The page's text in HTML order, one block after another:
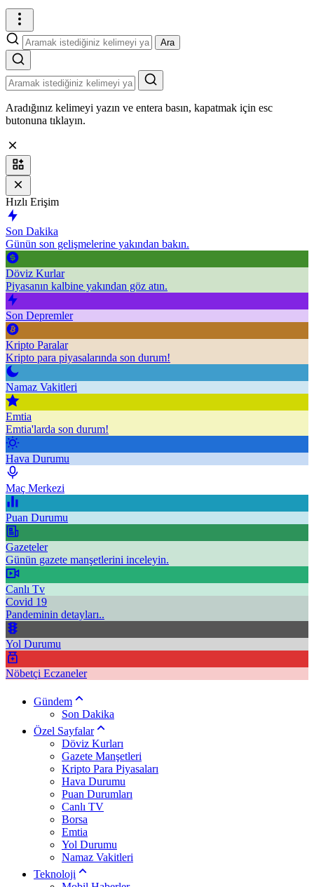
Ara
Aradığınız kelimeyi yazın ve entera basın, kapatmak için esc
butonuna tıklayın.
Hızlı Erişim
Son Dakika
Günün son gelişmelerine yakından bakın.
Döviz Kurlar
Piyasanın kalbine yakından göz atın.
Son Depremler
Kripto Paralar
Kripto para piyasalarında son durum!
Namaz Vakitleri
Emtia
Emtia'larda son durum!
Hava Durumu
Maç Merkezi
Puan Durumu
Gazeteler
Günün gazete manşetlerini inceleyin.
Canlı Tv
Covid 19
Pandeminin detayları..
Yol Durumu
Nöbetçi Eczaneler
Gündem
Son Dakika
Özel Sayfalar
Döviz Kurları
Gazete Manşetleri
Kripto Para Piyasaları
Hava Durumu
Puan Durumları
Canlı TV
Borsa
Emtia
Yol Durumu
Namaz Vakitleri
Teknoloji